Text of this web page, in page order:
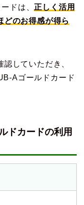
ドは、 正しく活用
どのお得感が得ら
していただき、
Aゴールドカード
ドカードの利用